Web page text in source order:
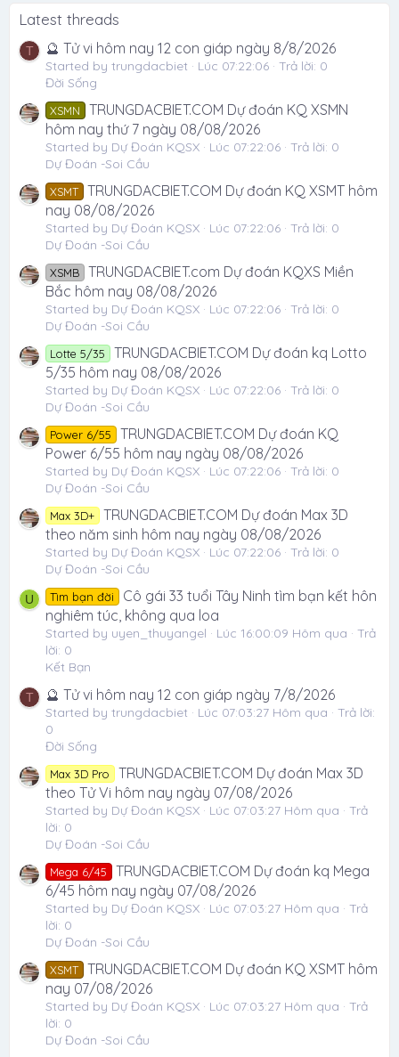
Latest threads
T 🔮 Tử vi hôm nay 12 con giáp ngày 8/8/2026
Started by trungdacbiet Lúc 07:22:06
Trả lời: 0
Đời Sống
XSMN
TRUNGDACBIET.COM Dự đoán KQ XSMN
hôm nay thứ 7 ngày 08/08/2026
Started by Dự Đoán KQSX Lúc 07:22:06
Trả lời: 0
Dự Đoán -Soi Cầu
XSMT TRUNGDACBIET.COM Dự đoán KQ XSMT hôm
nay 08/08/2026
Started by Dự Đoán KQSX Lúc 07:22:06
Trả lời: 0
Dự Đoán -Soi Cầu
XSMB
TRUNGDACBIET.com Dự đoán KQXS Miền
Bắc hôm nay 08/08/2026
Started by Dự Đoán KQSX Lúc 07:22:06
Trả lời: 0
Dự Đoán -Soi Cầu
Lotte 5/35
TRUNGDACBIET.COM Dự đoán kq Lotto
5/35 hôm nay 08/08/2026
Started by Dự Đoán KQSX Lúc 07:22:06
Trả lời: 0
Dự Đoán -Soi Cầu
Power 6/55
TRUNGDACBIET.COM Dự đoán KQ
Power 6/55 hôm nay ngày 08/08/2026
Started by Dự Đoán KQSX Lúc 07:22:06
Trả lời: 0
Dự Đoán -Soi Cầu
Max 3D+
TRUNGDACBIET.COM Dự đoán Max 3D
theo năm sinh hôm nay ngày 08/08/2026
Started by Dự Đoán KQSX Lúc 07:22:06
Trả lời: 0
Dự Đoán -Soi Cầu
U Tìm bạn đời
Cô gái 33 tuổi Tây Ninh tìm bạn kết hôn
nghiêm túc, không qua loa
Started by uyen_thuyangel Lúc 16:00:09 Hôm qua
Trả
lời: 0
Kết Bạn
T 🔮 Tử vi hôm nay 12 con giáp ngày 7/8/2026
Started by trungdacbiet Lúc 07:03:27 Hôm qua
Trả lời:
0
Đời Sống
Max 3D Pro
TRUNGDACBIET.COM Dự đoán Max 3D
theo Tử Vi hôm nay ngày 07/08/2026
Started by Dự Đoán KQSX Lúc 07:03:27 Hôm qua
Trả
lời: 0
Dự Đoán -Soi Cầu
Mega 6/45
TRUNGDACBIET.COM Dự đoán kq Mega
6/45 hôm nay ngày 07/08/2026
Started by Dự Đoán KQSX Lúc 07:03:27 Hôm qua
Trả
lời: 0
Dự Đoán -Soi Cầu
XSMT TRUNGDACBIET.COM Dự đoán KQ XSMT hôm
nay 07/08/2026
Started by Dự Đoán KQSX Lúc 07:03:27 Hôm qua
Trả
lời: 0
Dự Đoán -Soi Cầu